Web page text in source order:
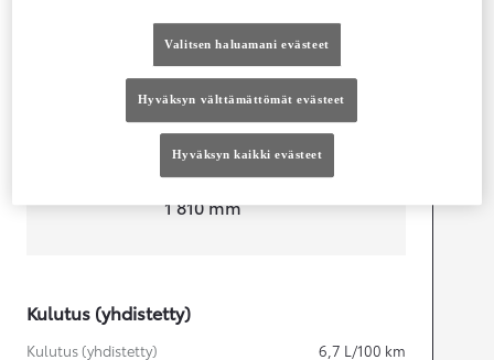
Pituus
4 780mm
1 810mm
Kulutus (yhdistetty)
Kulutus (yhdistetty) 6,7 L/100 km
Valitsen haluamani evästeet
Hyväksyn välttämättömät evästeet
Hyväksyn kaikki evästeet